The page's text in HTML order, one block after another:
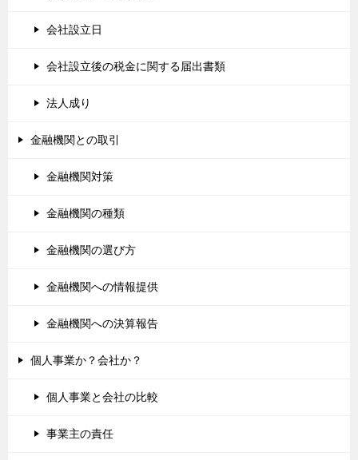
会社設立日
会社設立後の税金に関する届出書類
法人成り
金融機関との取引
金融機関対策
金融機関の種類
金融機関の選び方
金融機関への情報提供
金融機関への決算報告
個人事業か？会社か？
個人事業と会社の比較
事業主の責任